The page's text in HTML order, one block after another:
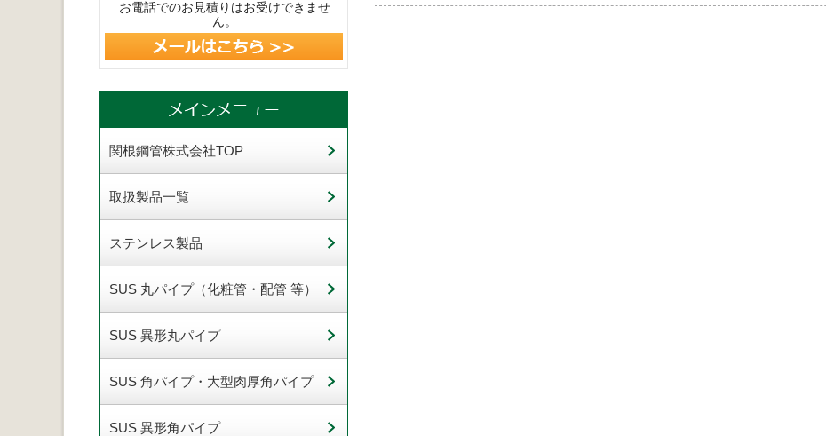
お電話でのお見積りはお受けできませ
ん。
関根鋼管株式会社TOP
取扱製品一覧
ステンレス製品
SUS 丸パイプ（化粧管・配管 等）
SUS 異形丸パイプ
SUS 角パイプ・大型肉厚角パイプ
SUS 異形角パイプ